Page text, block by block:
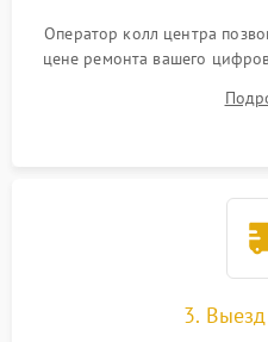
Оператор колл центра
цене ремонта вашего
3.